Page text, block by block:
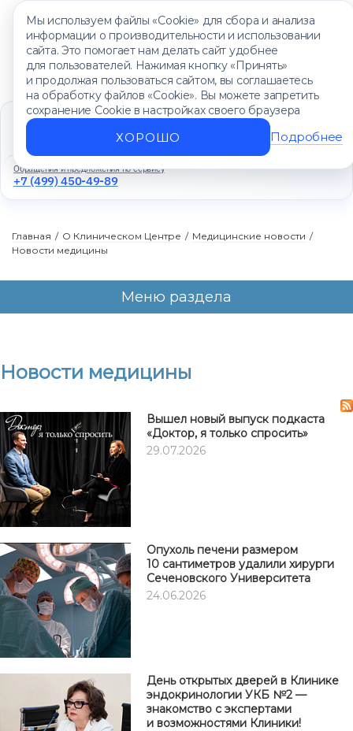
Мы используем файлы «Cookie» для сбора и анализа
информации о производительности и использовании
сайта. Это помогает нам делать сайт удобнее
для пользователей. Нажимая кнопку «Принять»
и продолжая пользоваться сайтом, вы соглашаетесь
на обработку файлов «Cookie». Вы можете запретить
сохранение Cookie в настройках своего браузера
ХОРОШО Подробнее
Единый контакт-центр
+7 (499) 450-88-89
Ежедневно с 8:00 до 20:00
Обращения и предложения по сервису
+7 (499) 450-49-89
Главная / О Клиническом Центре / Медицинские новости /
Новости медицины
Новости медицины
Вышел новый выпуск подкаста
«Доктор, я только спросить»
29.07.2026
Опухоль печени размером
10 сантиметров удалили хирурги
Сеченовского Университета
24.06.2026
День открытых дверей в Клинике
эндокринологии УКБ №2 —
знакомство с экспертами
и возможностями Клиники!
Меню раздела